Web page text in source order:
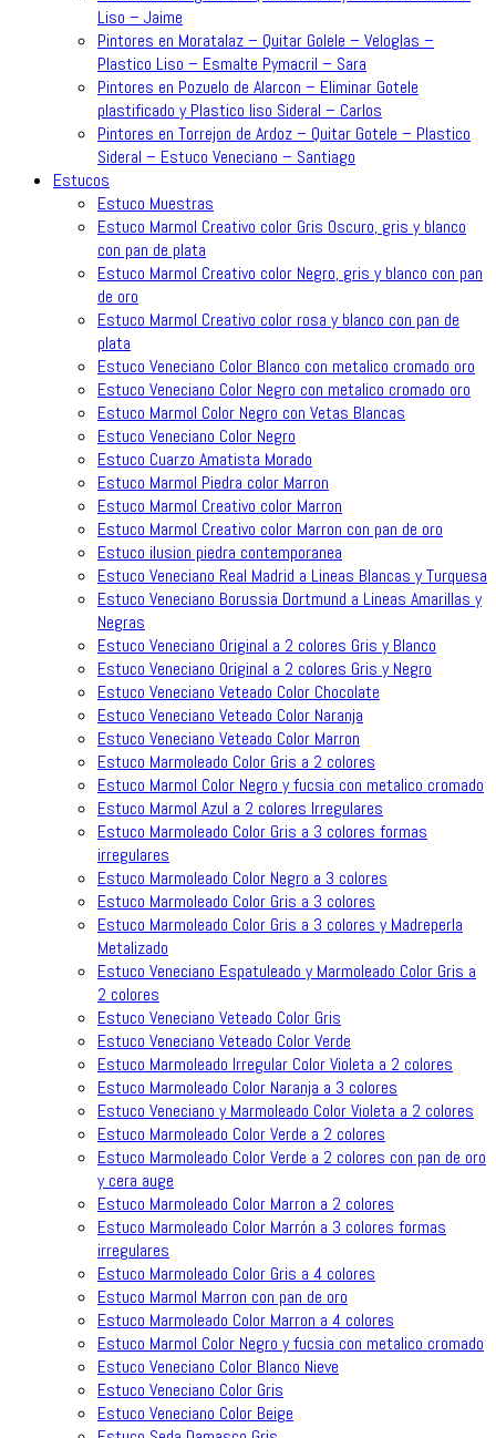
Liso – Jaime
Pintores en Moratalaz – Quitar Golele – Veloglas –
Plastico Liso – Esmalte Pymacril – Sara
Pintores en Pozuelo de Alarcon – Eliminar Gotele
plastificado y Plastico liso Sideral – Carlos
Pintores en Torrejon de Ardoz – Quitar Gotele – Plastico
Sideral – Estuco Veneciano – Santiago
Estucos
Estuco Muestras
Estuco Marmol Creativo color Gris Oscuro, gris y blanco
con pan de plata
Estuco Marmol Creativo color Negro, gris y blanco con pan
de oro
Estuco Marmol Creativo color rosa y blanco con pan de
plata
Estuco Veneciano Color Blanco con metalico cromado oro
Estuco Veneciano Color Negro con metalico cromado oro
Estuco Marmol Color Negro con Vetas Blancas
Estuco Veneciano Color Negro
Estuco Cuarzo Amatista Morado
Estuco Marmol Piedra color Marron
Estuco Marmol Creativo color Marron
Estuco Marmol Creativo color Marron con pan de oro
Estuco ilusion piedra contemporanea
Estuco Veneciano Real Madrid a Lineas Blancas y Turquesa
Estuco Veneciano Borussia Dortmund a Lineas Amarillas y
Negras
Estuco Veneciano Original a 2 colores Gris y Blanco
Estuco Veneciano Original a 2 colores Gris y Negro
Estuco Veneciano Veteado Color Chocolate
Estuco Veneciano Veteado Color Naranja
Estuco Veneciano Veteado Color Marron
Estuco Marmoleado Color Gris a 2 colores
Estuco Marmol Color Negro y fucsia con metalico cromado
Estuco Marmol Azul a 2 colores Irregulares
Estuco Marmoleado Color Gris a 3 colores formas
irregulares
Estuco Marmoleado Color Negro a 3 colores
Estuco Marmoleado Color Gris a 3 colores
Estuco Marmoleado Color Gris a 3 colores y Madreperla
Metalizado
Estuco Veneciano Espatuleado y Marmoleado Color Gris a
2 colores
Estuco Veneciano Veteado Color Gris
Estuco Veneciano Veteado Color Verde
Estuco Marmoleado Irregular Color Violeta a 2 colores
Estuco Marmoleado Color Naranja a 3 colores
Estuco Veneciano y Marmoleado Color Violeta a 2 colores
Estuco Marmoleado Color Verde a 2 colores
Estuco Marmoleado Color Verde a 2 colores con pan de oro
y cera auge
Estuco Marmoleado Color Marron a 2 colores
Estuco Marmoleado Color Marrón a 3 colores formas
irregulares
Estuco Marmoleado Color Gris a 4 colores
Estuco Marmol Marron con pan de oro
Estuco Marmoleado Color Marron a 4 colores
Estuco Marmol Color Negro y fucsia con metalico cromado
Estuco Veneciano Color Blanco Nieve
Estuco Veneciano Color Gris
Estuco Veneciano Color Beige